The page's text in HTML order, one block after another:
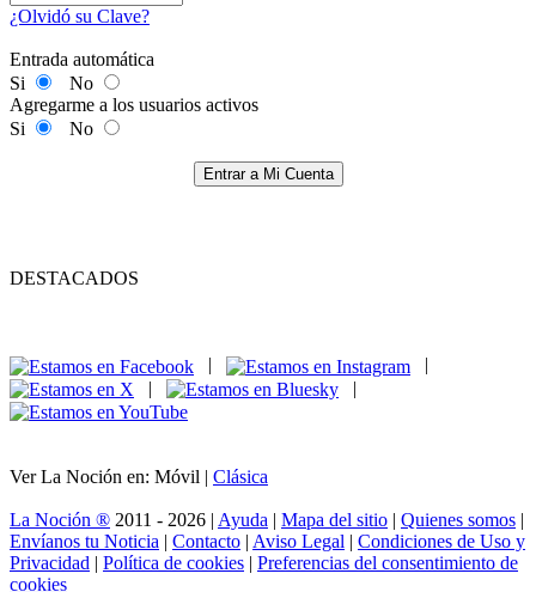
¿Olvidó su Clave?
Entrada automática
Si
No
Agregarme a los usuarios activos
Si
No
Entrar a Mi Cuenta
DESTACADOS
|
|
|
|
Ver La Noción en: Móvil | Clásica
La Noción ® 2011 - 2026 | Ayuda | Mapa del sitio | Quienes somos |
Envíanos tu Noticia | Contacto | Aviso Legal | Condiciones de Uso y
Privacidad | Política de cookies | Preferencias del consentimiento de
cookies